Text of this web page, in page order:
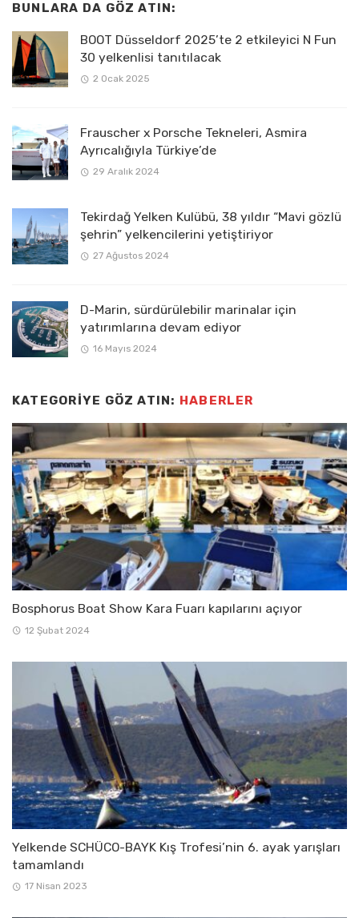
BUNLARA DA GÖZ ATIN:
BOOT Düsseldorf 2025’te 2 etkileyici N Fun
30 yelkenlisi tanıtılacak
2 Ocak 2025
Frauscher x Porsche Tekneleri, Asmira
Ayrıcalığıyla Türkiye’de
29 Aralık 2024
Tekirdağ Yelken Kulübü, 38 yıldır “Mavi gözlü
şehrin” yelkencilerini yetiştiriyor
27 Ağustos 2024
D-Marin, sürdürülebilir marinalar için
yatırımlarına devam ediyor
16 Mayıs 2024
KATEGORIYE GÖZ ATIN: HABERLER
Bosphorus Boat Show Kara Fuarı kapılarını açıyor
12 Şubat 2024
Yelkende SCHÜCO-BAYK Kış Trofesi’nin 6. ayak yarışları
tamamlandı
17 Nisan 2023